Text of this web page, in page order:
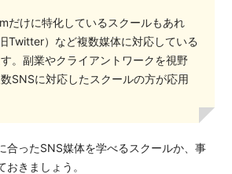
だけに特化しているスクールもあれ
Twitter）など複数媒体に対応している
。副業やクライアントワークを視野
SNSに対応したスクールの方が応用
合ったSNS媒体を学べるスクールか、事
きましょう。